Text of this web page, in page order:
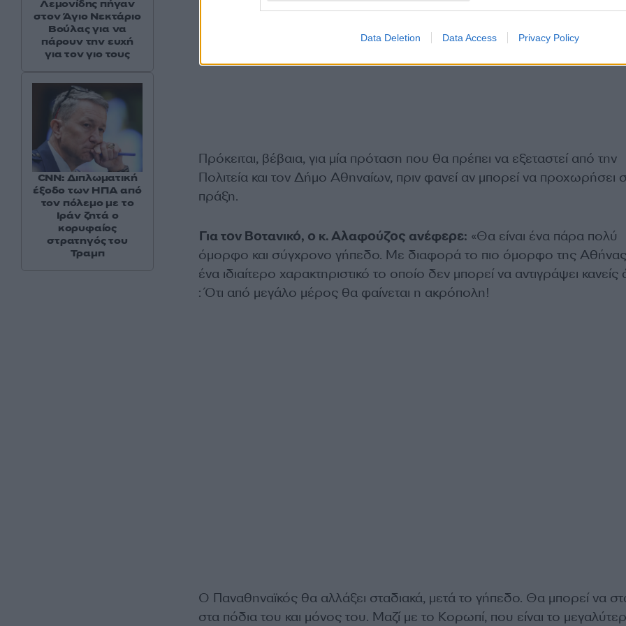
Data Deletion Data Access Privacy Policy
Πρόκειται, βέβαια, για μία πρόταση που θα πρέπει να εξεταστεί από την
Πολιτεία και τον Δήμο Αθηναίων, πριν φανεί αν μπορεί να προχωρήσει
πράξη.
Για τον Βοτανικό, ο κ. Αλαφούζος ανέφερε: «Θα είναι ένα πάρα πολύ
όμορφο και σύγχρονο γήπεδο. Με διαφορά το πιο όμορφο της Αθήνας
ένα ιδιαίτερο χαρακτηριστικό το οποίο δεν μπορεί να αντιγράψει
: Ότι από μεγάλο μέρος θα φαίνεται η ακρόπολη!
Ο Παναθηναϊκός θα αλλάξει σταδιακά, μετά το γήπεδο. Θα μπορεί να
στα πόδια του και μόνος του. Μαζί με το Κορωπί, που είναι το
Λεμονίδης πήγαν
στον Άγιο Νεκτάριο
Βούλας για να
πάρουν την ευχή
για τον γιο τους
CNN: Διπλωματική
έξοδο των ΗΠΑ από
τον πόλεμο με το
Ιράν ζητά ο
κορυφαίος
στρατηγός του
Τραμπ